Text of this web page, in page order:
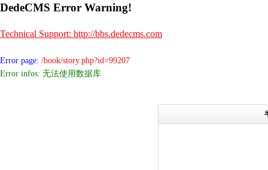
DedeCMS Error Warning!
Technical Support: http://bbs.dedecms.com
Error page: /book/story.php?id=99207
Error infos: 无法使用数据库